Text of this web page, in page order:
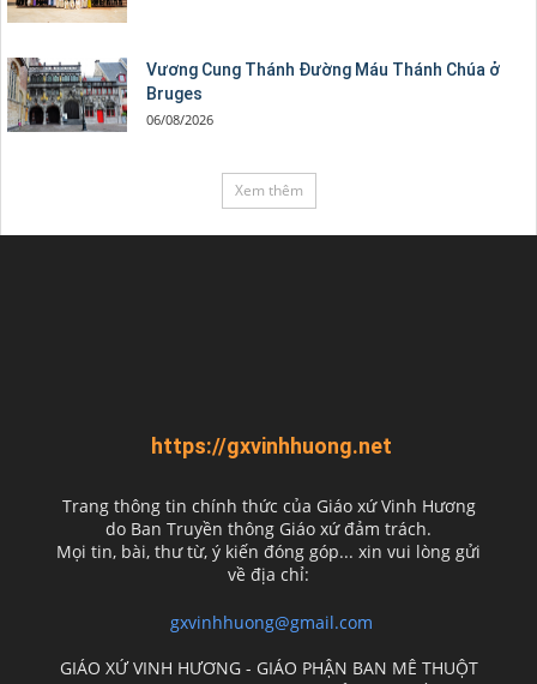
Vương Cung Thánh Ðường Máu Thánh Chúa ở
Bruges
06/08/2026
Xem thêm
https://gxvinhhuong.net
Trang thông tin chính thức của Giáo xứ Vinh Hương
do Ban Truyền thông Giáo xứ đảm trách.
Mọi tin, bài, thư từ, ý kiến đóng góp... xin vui lòng gửi
về địa chỉ:
gxvinhhuong@gmail.com
GIÁO XỨ VINH HƯƠNG - GIÁO PHẬN BAN MÊ THUỘT